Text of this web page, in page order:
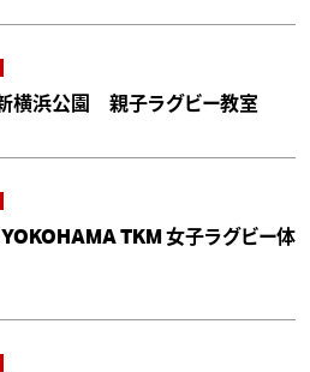
横浜公園 親子ラグビー教室
YOKOHAMA TKM 女子ラグビー体